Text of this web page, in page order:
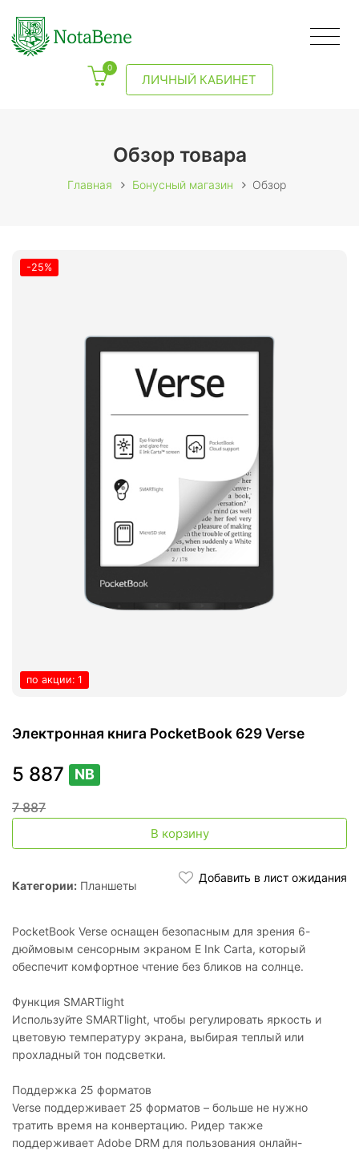
0
ЛИЧНЫЙ КАБИНЕТ
Обзор товара
Главная Бонусный магазин Обзор
-25%
по акции: 1
Электронная книга PocketBook 629 Verse
5 887 NB
7 887
В корзину
Категории: Планшеты
Добавить в лист ожидания
PocketBook Verse оснащен безопасным для зрения 6-
дюймовым сенсорным экраном E Ink Carta, который
обеспечит комфортное чтение без бликов на солнце.
Функция SMARTlight
Используйте SMARTlight, чтобы регулировать яркость и
цветовую температуру экрана, выбирая теплый или
прохладный тон подсветки.
Поддержка 25 форматов
Verse поддерживает 25 форматов – больше не нужно
тратить время на конвертацию. Ридер также
поддерживает Adobe DRM для пользования онлайн-